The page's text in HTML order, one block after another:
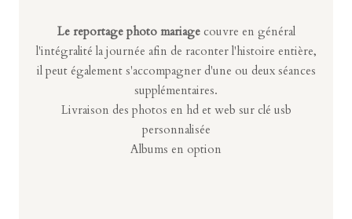
Le reportage photo mariagecouvre en général
l'intégralité la journée afin de raconter l'histoire entière,
il peut également s'accompagner d'une ou deux séances
supplémentaires.
Livraison des photos en hd et web sur clé usb
personnalisée
Albums en option